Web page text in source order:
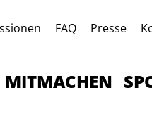
FAQ Presse
MITMACHEN